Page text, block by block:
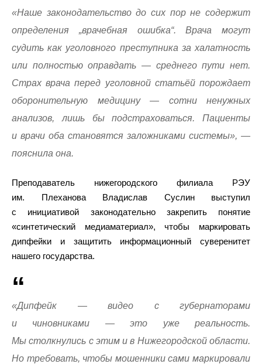
«Наше законодательство до сих пор не содержит
определения „врачебная ошибка“. Врача могут
судить как уголовного преступника за халатность
или полностью оправдать — среднего пути нет.
Страх врача перед уголовной статьёй порождает
оборонительную медицину — сотни ненужных
анализов, лишь бы подстраховаться. Пациенты
и врачи оба становятся заложниками системы», —
пояснила она.
Преподаватель нижегородского филиала РЭУ
им. Плеханова Владислав Суслин выступил
с инициативой законодательно закрепить понятие
«синтетический медиаматериал», чтобы маркировать
дипфейки и защитить информационный суверенитет
нашего государства.
«Дипфейк — видео с губернаторами
и чиновниками — это уже реальность.
Мы столкнулись с этим и в Нижегородской области.
Но требовать, чтобы мошенники сами маркировали